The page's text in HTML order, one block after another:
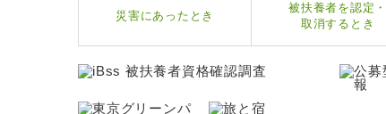
災害にあったとき
被扶養者を認定・
取消するとき